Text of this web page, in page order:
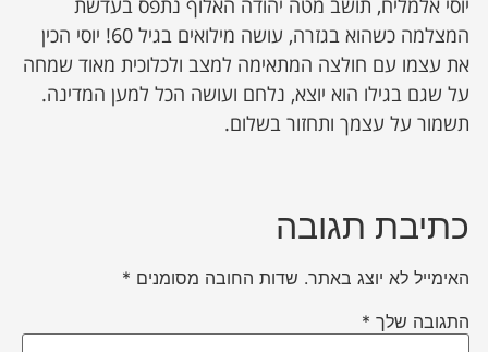
יוסי אלמליח, תושב מטה יהודה האלוף נתפס בעדשת
המצלמה כשהוא בגזרה, עושה מילואים בגיל 60! יוסי הכין
את עצמו עם חולצה המתאימה למצב ולכלוכית מאוד שמחה
על שגם בגילו הוא יוצא, נלחם ועושה הכל למען המדינה.
תשמור על עצמך ותחזור בשלום.
כתיבת תגובה
האימייל לא יוצג באתר. שדות החובה מסומנים *
התגובה שלך *